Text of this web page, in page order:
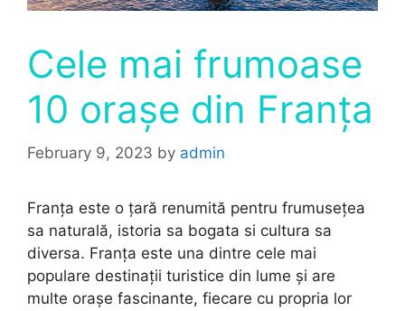
Cele mai frumoase
10 orașe din Franța
February 9, 2023 by admin
Franța este o țară renumită pentru frumusețea
sa naturală, istoria sa bogata si cultura sa
diversa. Franța este una dintre cele mai
populare destinații turistice din lume și are
multe orașe fascinante, fiecare cu propria lor